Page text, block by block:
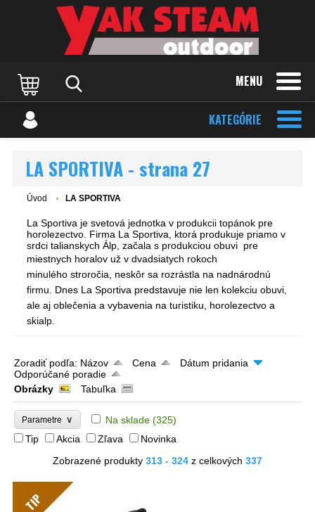
MENU
KATEGÓRIE
LA SPORTIVA - strana 27
Úvod LA SPORTIVA
La Sportiva je svetová jednotka v produkcii topánok pre
horolezectvo. Firma La Sportiva, ktorá produkuje priamo v
srdci talianskych Álp, začala s produkciou obuvi pre
miestnych horalov už v dvadsiatych rokoch
minulého stroročia , neskôr sa rozrástla na nadnárodnú
firmu. Dnes La Sportiva predstavuje nie len kolekciu obuvi,
ale aj oblečenia a vybavenia na turistiku, horolezectvo a
skialp.
Zoradiť podľa: Názov Cena
Dátum pridania
Odporúčané poradie
Obrázky
Tabuľka
Parametre ∨ Na sklade (325)
Tip
Akcia Zľava
Novinka
Zobrazené produkty 313 - 324 z celkových 337
TIP